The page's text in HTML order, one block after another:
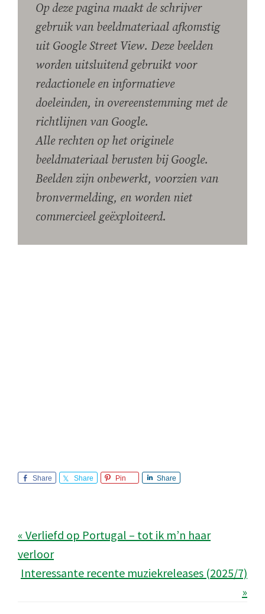
Op deze pagina maakt de schrijver
gebruik van beeldmateriaal afkomstig
uit Google Street View. Deze beelden
worden uitsluitend gebruikt voor
redactionele en informatieve
doeleinden, in overeenstemming met de
richtlijnen van Google.
Alle rechten op het originele
beeldmateriaal berusten bij Google.
Beelden zijn onbewerkt, voorzien van
bronvermelding, en worden niet
commercieel geëxploiteerd.
Share Share Pin Share
« Verliefd op Portugal – tot ik m’n haar
verloor
Interessante recente muziekreleases (2025/7)
»